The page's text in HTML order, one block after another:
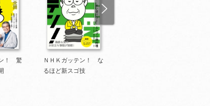
！ 驚
ＮＨＫガッテン！ な
るほど新スゴ技